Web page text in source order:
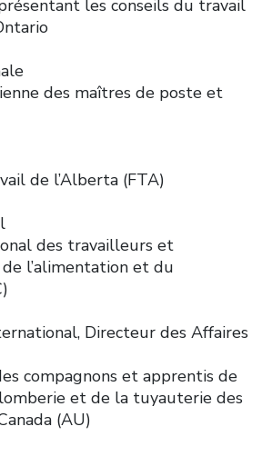
les conseils du travail
des maîtres de poste et
de l’Alberta (FTA)
des travailleurs et
l’alimentation et du
Directeur des Affaires
compagnons et apprentis de
et de la tuyauterie des
(AU)